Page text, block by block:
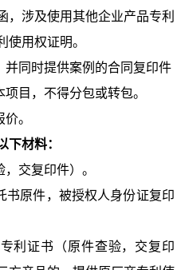
，涉及使用其他企业产品专利
使用权证明。
并同时提供案例的合同复印件
目，不得分包或转包。
。
下材料：
交复印件）。
书原件，被授权人身份证复印
利证书（原件查验，交复印